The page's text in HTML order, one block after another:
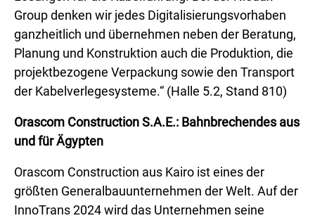
Group denken wir jedes Digitalisierungsvorhaben
ganzheitlich und übernehmen neben der Beratung,
Planung und Konstruktion auch die Produktion, die
projektbezogene Verpackung sowie den Transport
der Kabelverlegesysteme.“ (Halle 5.2, Stand 810)
Orascom Construction S.A.E.: Bahnbrechendes aus
und für Ägypten
Orascom Construction aus Kairo ist eines der
größten Generalbauunternehmen der Welt. Auf der
InnoTrans 2024 wird das Unternehmen seine